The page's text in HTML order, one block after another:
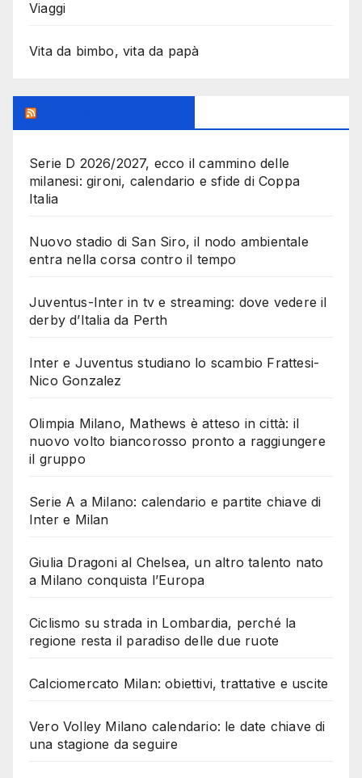
Viaggi
Vita da bimbo, vita da papà
Serie D 2026/2027, ecco il cammino delle
milanesi: gironi, calendario e sfide di Coppa
Italia
Nuovo stadio di San Siro, il nodo ambientale
entra nella corsa contro il tempo
Juventus-Inter in tv e streaming: dove vedere il
derby d’Italia da Perth
Inter e Juventus studiano lo scambio Frattesi-
Nico Gonzalez
Olimpia Milano, Mathews è atteso in città: il
nuovo volto biancorosso pronto a raggiungere
il gruppo
Serie A a Milano: calendario e partite chiave di
Inter e Milan
Giulia Dragoni al Chelsea, un altro talento nato
a Milano conquista l’Europa
Ciclismo su strada in Lombardia, perché la
regione resta il paradiso delle due ruote
Calciomercato Milan: obiettivi, trattative e uscite
Vero Volley Milano calendario: le date chiave di
una stagione da seguire